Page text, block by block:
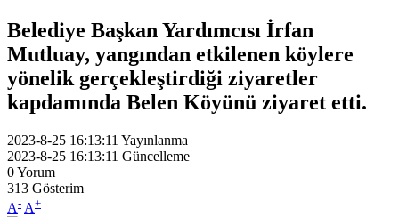
Belediye Başkan Yardımcısı İrfan
Mutluay, yangından etkilenen köylere
yönelik gerçekleştirdiği ziyaretler
kapdamında Belen Köyünü ziyaret etti.
2023-8-25 16:13:11 Yayınlanma
2023-8-25 16:13:11 Güncelleme
0Yorum
313 Gösterim
A- A+